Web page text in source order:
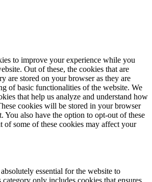
to improve your experience while you
Out of these, the cookies that are
are stored on your browser as they are
of basic functionalities of the website. We
that help us analyze and understand how
cookies will be stored in your browser
You also have the option to opt-out of these
of some of these cookies may affect your
essential for the website to
only includes cookies that ensures